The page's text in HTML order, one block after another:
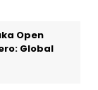
Open
Global